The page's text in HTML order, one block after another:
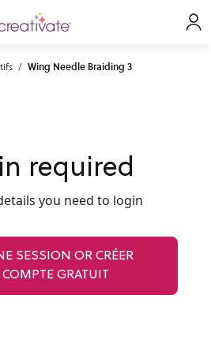
Wing Needle Braiding 3
required
you need to login
SESSION OR CRÉER
GRATUIT